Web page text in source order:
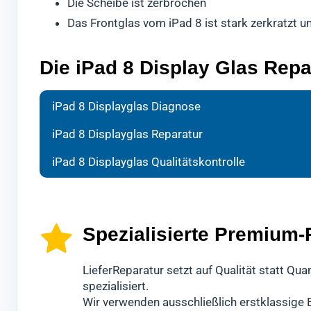
Das Frontglas vom iPad 8 ist stark zerkratzt
Die iPad 8 Display Glas
iPad 8 Displayglas Diagnose
iPad 8 Displayglas Reparatur
iPad 8 Displayglas Qualitätskontrolle
Glas
Spezialisierte
LieferReparatur setzt auf Qualität statt
spezialisiert.
Wir verwenden ausschließlich erstklassige